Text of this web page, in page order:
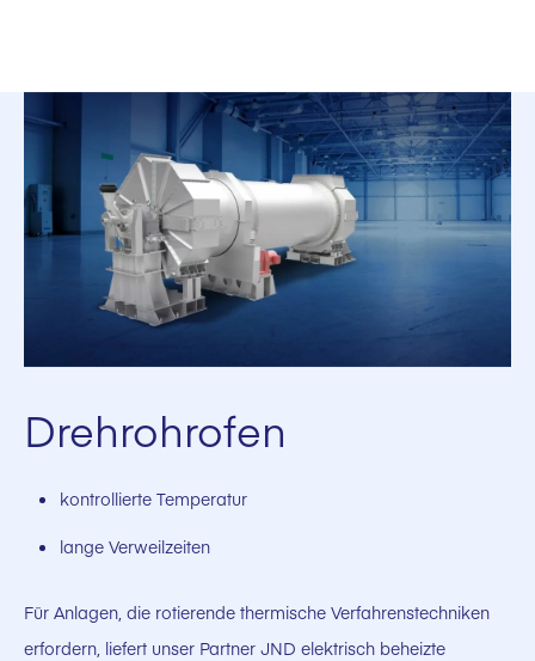
Drehrohrofen
kontrollierte Temperatur
lange Verweilzeiten
Für Anlagen, die rotierende thermische Verfahrenstechniken
erfordern, liefert unser Partner JND elektrisch beheizte